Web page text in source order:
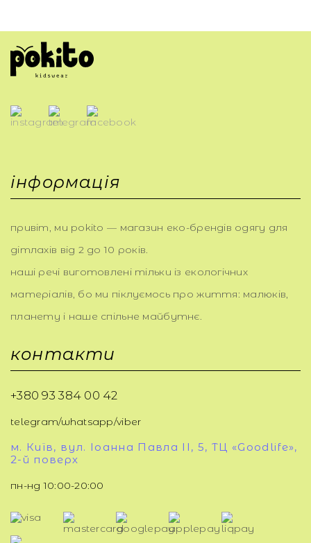
інформація
привіт, ми pokito — магазин еко-брендів одягу для
дітлахів від 2 до 10 років.
наші речі виготовлені тільки із екологічних
матеріалів, бо ми піклуємось про життя: малюків,
планету і наше спільне майбутнє.
контакти
+380 93 384 00 42
telegram/whatsapp/viber
м. Київ, вул. Іоанна Павла ІІ, 5, ТЦ «Goodlife»,
2-й поверх
пн-нд 10:00-20:00